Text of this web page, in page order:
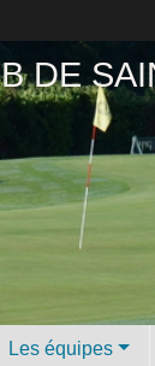
DE
Les équipes